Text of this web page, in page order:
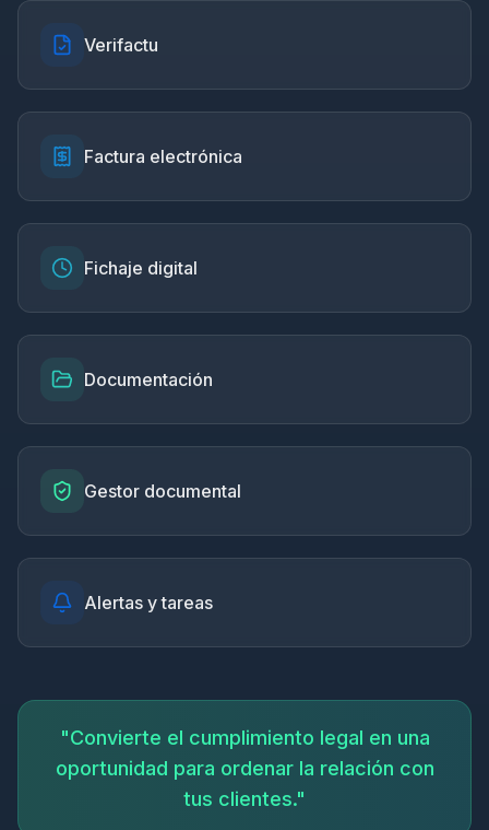
Verifactu
Factura electrónica
Fichaje digital
Documentación
Gestor documental
Alertas y tareas
"Convierte el cumplimiento legal en una
oportunidad para ordenar la relación con
tus clientes."